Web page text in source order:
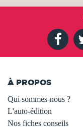
À PROPOS
Qui sommes-nous ?
L'auto-édition
Nos fiches conseils